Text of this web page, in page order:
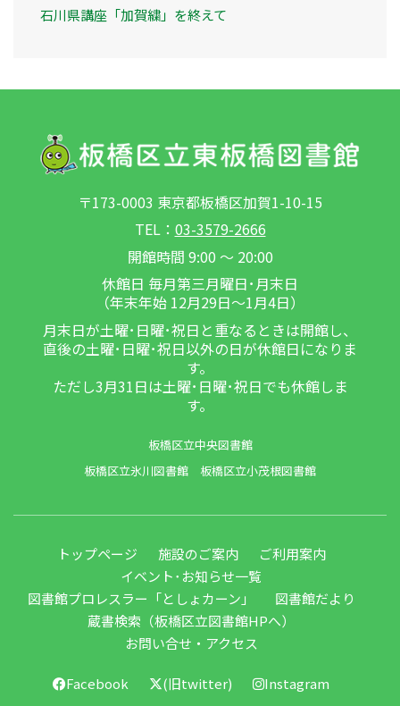
石川県講座「加賀繍」を終えて
〒173-0003 東京都板橋区加賀1-10-15
TEL： 03-3579-2666
開館時間 9:00 ～ 20:00
休館日 毎月第三月曜日･月末日
（年末年始 12月29日～1月4日）
月末日が土曜･日曜･祝日と重なるときは開館し、
直後の土曜･日曜･祝日以外の日が休館日になりま
す。
ただし3月31日は土曜･日曜･祝日でも休館しま
す。
板橋区立中央図書館
板橋区立氷川図書館
板橋区立小茂根図書館
トップページ 施設のご案内
ご利用案内
イベント･お知らせ一覧
図書館プロレスラー「としょカーン」
図書館だより
蔵書検索（板橋区立図書館HPへ）
お問い合せ・アクセス
Facebook (旧twitter) Instagram